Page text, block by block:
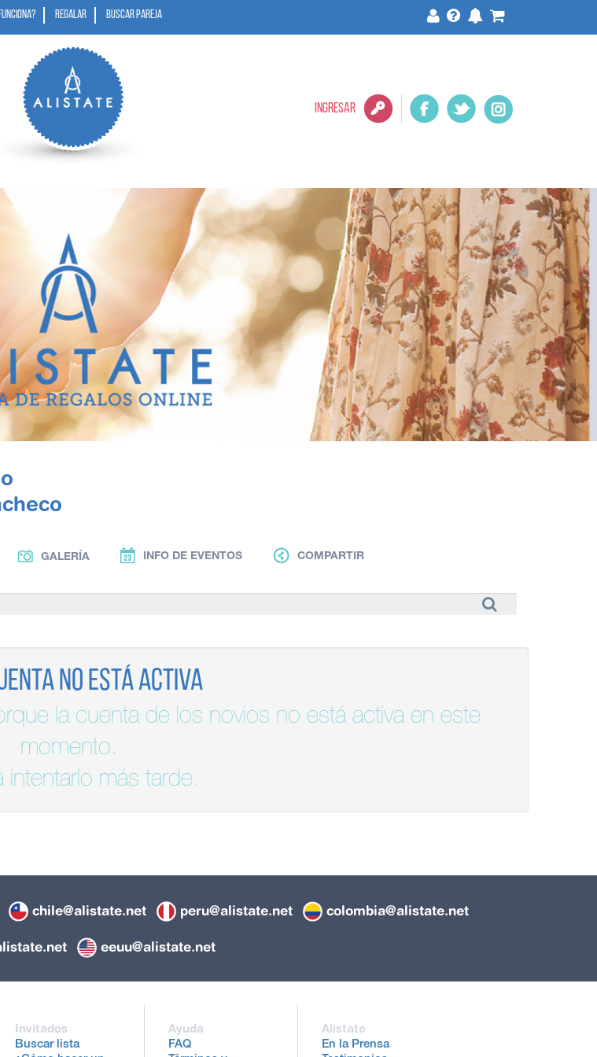
REGALAR BUSCAR PAREJA
INGRESAR
GALERÍA INFO DE EVENTOS COMPARTIR
no está activa
la cuenta de los novios no está activa en este
momento.
intentarlo más tarde.
chile@alistate.net peru@alistate.net colombia@alistate.net
eeuu@alistate.net
Invitados
Buscar lista
Ayuda
FAQ
Alistate
En la Prensa